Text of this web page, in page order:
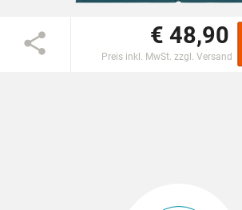
DTF BOGEN € 48,90
Preis inkl. MwSt. zzgl. Versand